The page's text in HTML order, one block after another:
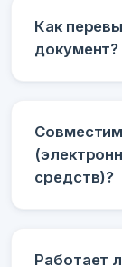
Как
документ?
средств)?
Работает